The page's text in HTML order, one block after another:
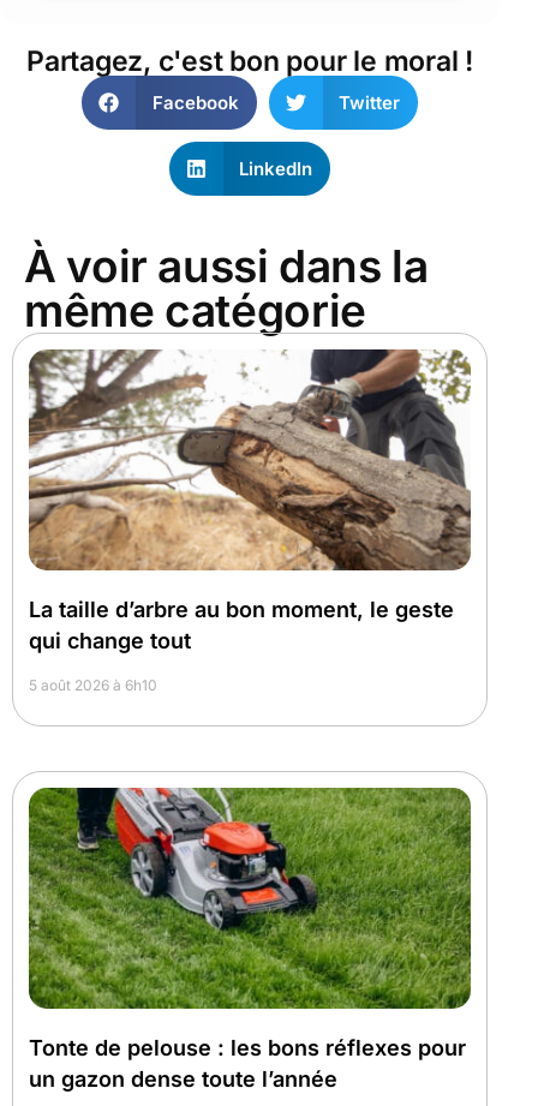
Partagez, c'est bon pour le moral !
Facebook Twitter
LinkedIn
À voir aussi dans la
même catégorie
La taille d’arbre au bon moment, le geste
qui change tout
5 août 2026 à 6h10
Tonte de pelouse : les bons réflexes pour
un gazon dense toute l’année